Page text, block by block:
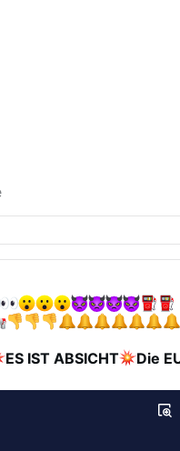
ES IST ABSICHT
Die